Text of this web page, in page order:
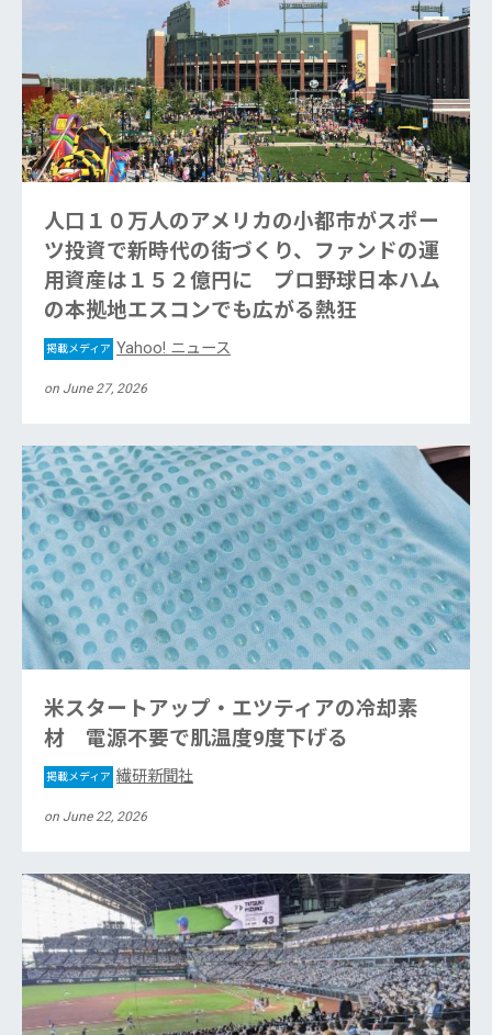
人口１０万人のアメリカの小都市がスポー
ツ投資で新時代の街づくり、ファンドの運
用資産は１５２億円に プロ野球日本ハム
の本拠地エスコンでも広がる熱狂
掲載メディア Yahoo! ニュース
on June 27, 2026
米スタートアップ・エツティアの冷却素
材 電源不要で肌温度9度下げる
掲載メディア 繊研新聞社
on June 22, 2026